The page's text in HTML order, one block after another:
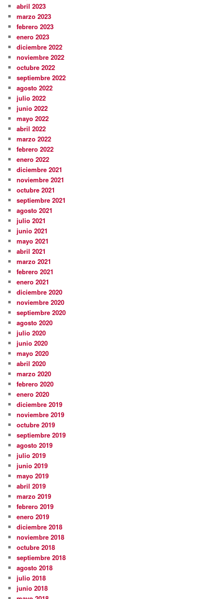
abril 2023
marzo 2023
febrero 2023
enero 2023
diciembre 2022
noviembre 2022
octubre 2022
septiembre 2022
agosto 2022
julio 2022
junio 2022
mayo 2022
abril 2022
marzo 2022
febrero 2022
enero 2022
diciembre 2021
noviembre 2021
octubre 2021
septiembre 2021
agosto 2021
julio 2021
junio 2021
mayo 2021
abril 2021
marzo 2021
febrero 2021
enero 2021
diciembre 2020
noviembre 2020
septiembre 2020
agosto 2020
julio 2020
junio 2020
mayo 2020
abril 2020
marzo 2020
febrero 2020
enero 2020
diciembre 2019
noviembre 2019
octubre 2019
septiembre 2019
agosto 2019
julio 2019
junio 2019
mayo 2019
abril 2019
marzo 2019
febrero 2019
enero 2019
diciembre 2018
noviembre 2018
octubre 2018
septiembre 2018
agosto 2018
julio 2018
junio 2018